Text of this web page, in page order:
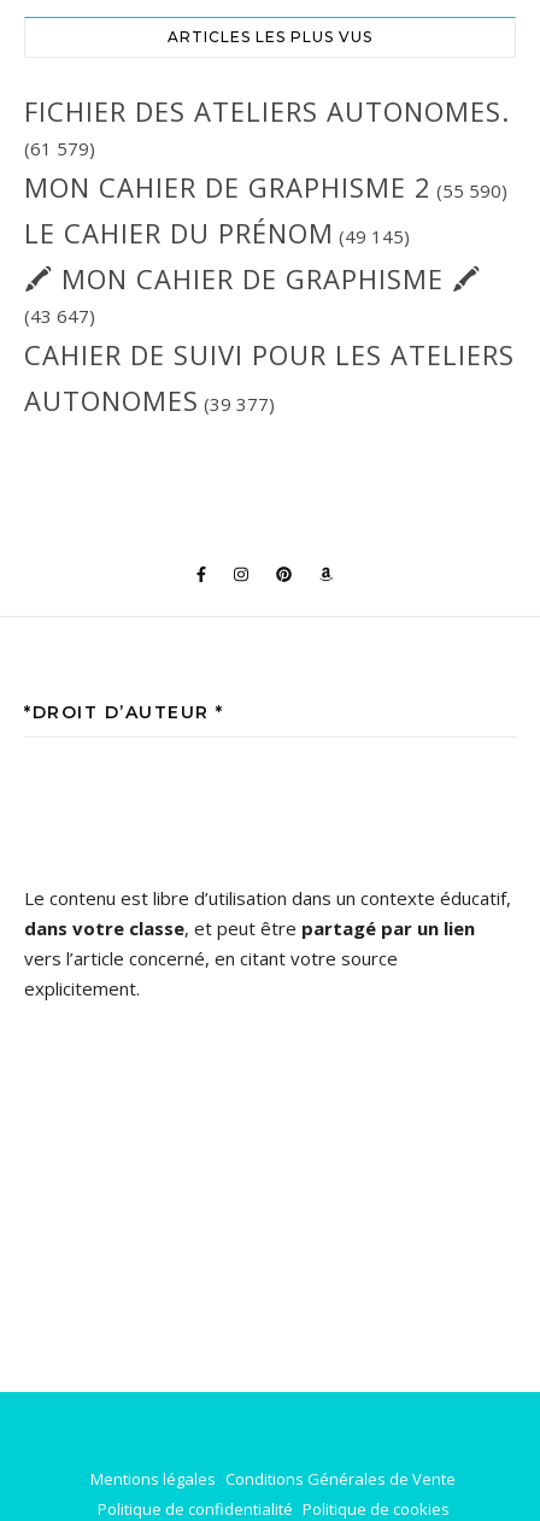
ARTICLES LES PLUS VUS
FICHIER DES ATELIERS AUTONOMES.
(61 579)
MON CAHIER DE GRAPHISME 2 (55 590)
LE CAHIER DU PRÉNOM (49 145)
🖍 MON CAHIER DE GRAPHISME 🖍
(43 647)
CAHIER DE SUIVI POUR LES ATELIERS
AUTONOMES (39 377)
*DROIT D’AUTEUR *
Le contenu est libre d’utilisation dans un contexte éducatif,
dans votre classe, et peut être partagé par un lien
vers l’article concerné, en citant votre source
explicitement.
Mentions légales Conditions Générales de Vente
Politique de confidentialité Politique de cookies